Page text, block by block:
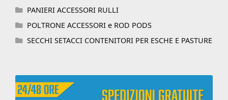
PANIERI ACCESSORI RULLI
POLTRONE ACCESSORI e ROD PODS
SECCHI SETACCI CONTENITORI PER ESCHE E PASTURE